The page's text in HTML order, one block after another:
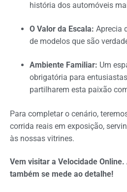
história dos automóveis
O Valor da Escala: Aprecia
de modelos que são
Ambiente Familiar: Um
obrigatória para
partilharem esta paixão
Para completar o cenário,
corrida reais em exposição,
às nossas vitrines.
Vem visitar a Velocidade Online.
também se mede ao detalhe!